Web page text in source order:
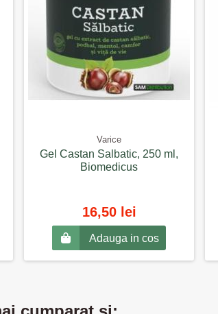
Varice
Gel Castan Salbatic, 250 ml,
Biomedicus
16,50 lei
Adauga in cos